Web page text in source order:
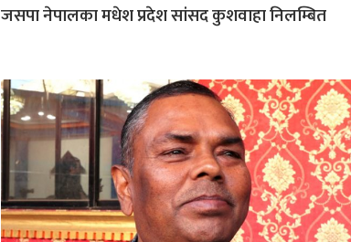
जसपा नेपालका मधेश प्रदेश सांसद कुशवाहा निलम्बित